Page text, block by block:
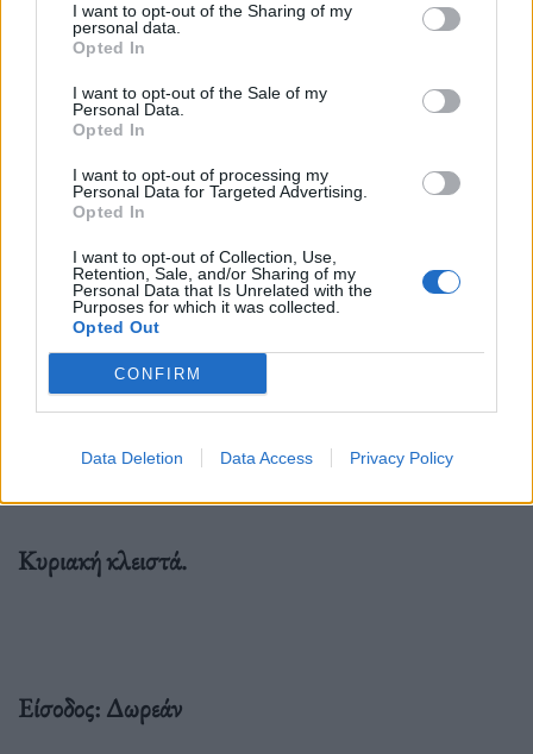
I want to opt-out of the Sharing of my
personal data.
Opted In
I want to opt-out of the Sale of my
Personal Data.
Opted In
I want to opt-out of processing my
Personal Data for Targeted Advertising.
Opted In
I want to opt-out of Collection, Use,
Retention, Sale, and/or Sharing of my
Personal Data that Is Unrelated with the
Purposes for which it was collected.
Opted Out
CONFIRM
Data Deletion Data Access Privacy Policy
Διάρκεια Έκθεσης: Τρίτη 10 – Σάββατο 21 Μαΐου
Ώρες λειτουργίας από Δευτέρα έως Σάββατο 10.00
με 20.00
Κυριακή κλειστά.
Είσοδος: Δωρεάν